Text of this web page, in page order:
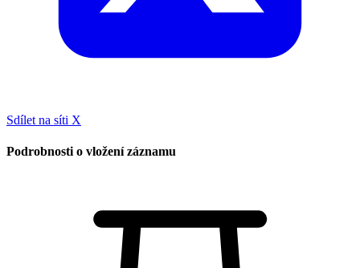
Sdílet na síti X
Podrobnosti o vložení záznamu